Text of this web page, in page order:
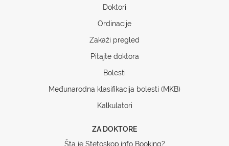
Doktori
Ordinacije
Zakaži pregled
Pitajte doktora
Bolesti
Međunarodna klasifikacija bolesti (MKB)
Kalkulatori
ZA DOKTORE
Šta je Stetoskop.info Booking?